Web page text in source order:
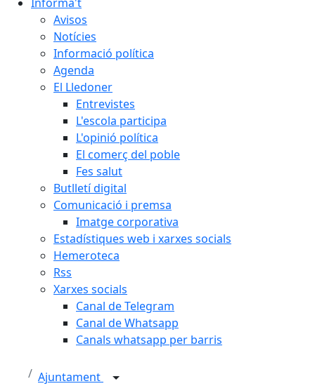
Avisos
Notícies
Informació política
Agenda
El Lledoner
Entrevistes
L'escola participa
L'opinió política
El comerç del poble
Fes salut
Butlletí digital
Comunicació i premsa
Imatge corporativa
Estadístiques web i xarxes socials
Hemeroteca
Rss
Xarxes socials
Canal de Telegram
Canal de Whatsapp
Canals whatsapp per barris
Ajuntament